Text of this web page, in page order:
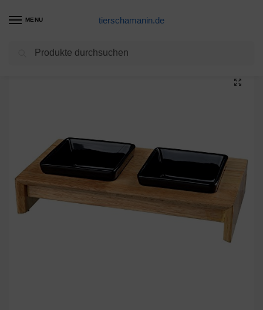
MENU tierschamanin.de
Futternapf Produkte / K&K Futternapf eckig geteilt für Futter + Wasser braun 25x10x6cm aus Schwerer Steinzeug-Keramik